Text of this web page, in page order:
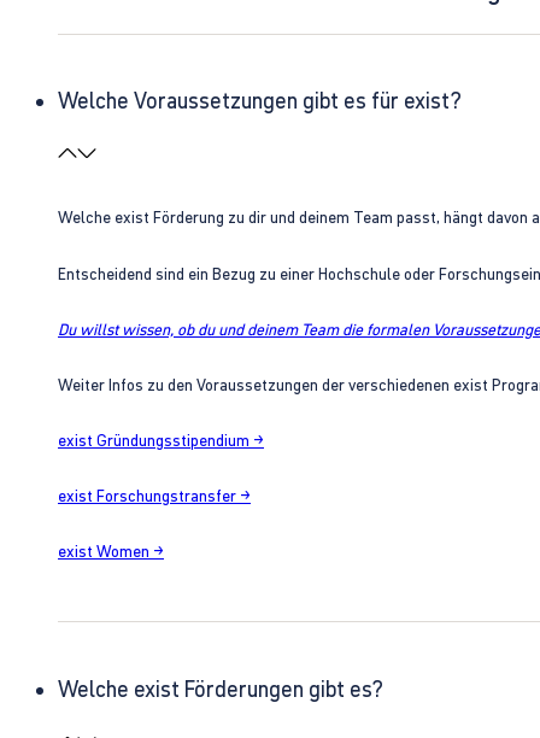
Welche Voraussetzungen gibt es für exist?
Welche exist Förderung zu dir und deinem Team passt, hängt
Entscheidend sind ein Bezug zu einer Hochschule oder
Du willst wissen, ob du und deinem Team die formalen
Weiter Infos zu den Voraussetzungen der verschiedenen exist
exist Gründungsstipendium →
exist Forschungstransfer →
exist Women →
Welche exist Förderungen gibt es?